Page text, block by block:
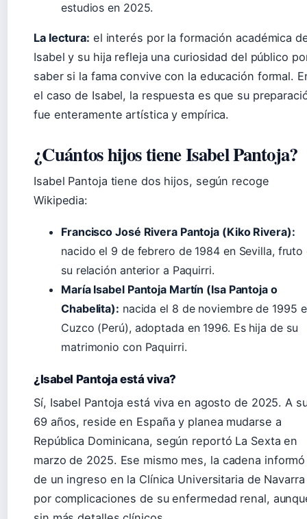
estudios en 2025.
La lectura: el interés por la formación académica
Isabel y su hija refleja una curiosidad del público
saber si la fama convive con la educación formal.
el caso de Isabel, la respuesta es que su
fue enteramente artística y empírica.
¿Cuántos hijos tiene Isabel Pantoja?
Isabel Pantoja tiene dos hijos, según recoge
Wikipedia:
Francisco José Rivera Pantoja (Kiko Rivera):
nacido el 9 de febrero de 1984 en Sevilla, fruto
su relación anterior a Paquirri.
María Isabel Pantoja Martín (Isa Pantoja o
Chabelita): nacida el 8 de noviembre de 1995
Cuzco (Perú), adoptada en 1996. Es hija de su
matrimonio con Paquirri.
¿Isabel Pantoja está viva?
Sí, Isabel Pantoja está viva en agosto de 2025. A
69 años, reside en España y planea mudarse a
República Dominicana, según reportó La Sexta en
marzo de 2025. Ese mismo mes, la cadena informó
de un ingreso en la Clínica Universitaria de Navarra
por complicaciones de su enfermedad renal,